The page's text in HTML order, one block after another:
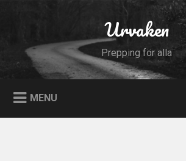
Urvaken
Prepping för alla
MENU